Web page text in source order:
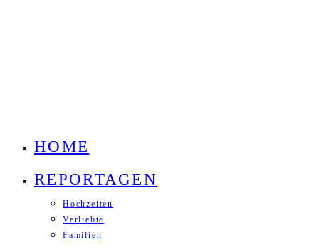
HOME
REPORTAGEN
Hochzeiten
Verliebte
Familien